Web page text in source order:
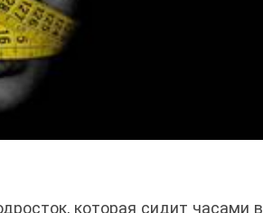
которая сидит часами в